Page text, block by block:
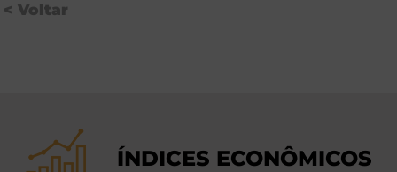
< Voltar
ÍNDICES ECONÔMICOS